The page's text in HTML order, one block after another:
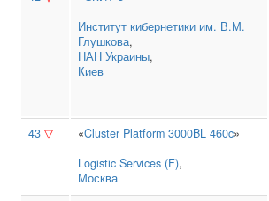
Институт кибернетики им. В.М.
Глушкова,
НАН Украины,
Киев
43 ▽ «Cluster Platform 3000BL 460c»
Logistic Services (F),
Москва